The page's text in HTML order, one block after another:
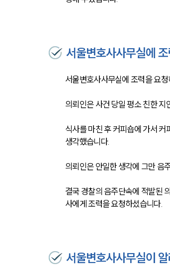
서울변호사사무실에
서울변호사사무실에 조력을 요
의뢰인은 사건 당일 평소 친한 지
식사를 마친 후 커피숍에 가서
생각했습니다.
의뢰인은 안일한 생각에 그만 음
결국 경찰의 음주단속에 적발된
사에게 조력을 요청하셨습니다.
서울변호사사무실이